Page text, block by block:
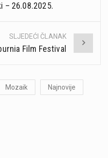
– 26.08.2025.
SLJEDEĆI ČLANAK
Film Festival
Mozaik Najnovije